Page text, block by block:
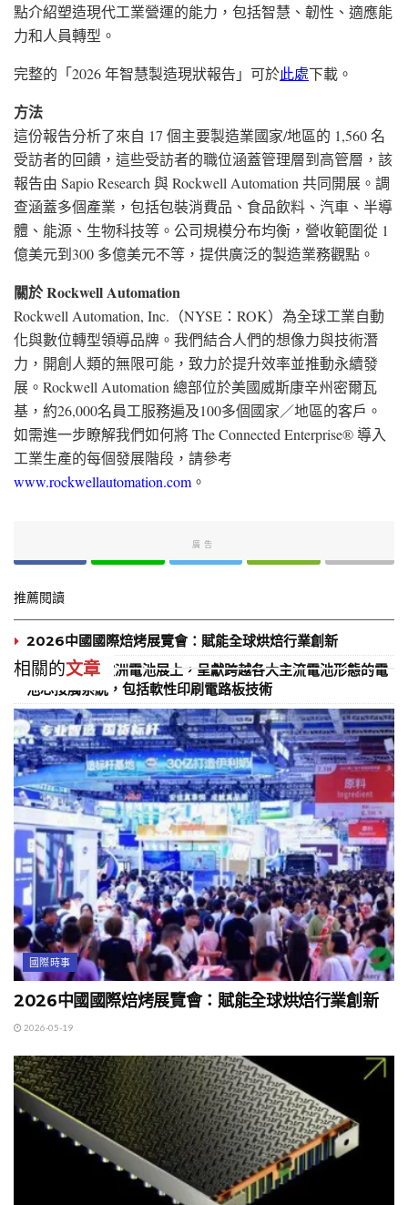
點介紹塑造現代工業營運的能力，包括智慧、韌性、適應能
力和人員轉型。
完整的「2026 年智慧製造現狀報告」可於此處下載。
方法
這份報告分析了來自 17 個主要製造業國家/地區的 1,560 名
受訪者的回饋，這些受訪者的職位涵蓋管理層到高管層，該
報告由 Sapio Research 與 Rockwell Automation 共同開展。調
查涵蓋多個產業，包括包裝消費品、食品飲料、汽車、半導
體、能源、生物科技等。公司規模分布均衡，營收範圍從 1
億美元到300 多億美元不等，提供廣泛的製造業務觀點。
關於Rockwell Automation
Rockwell Automation, Inc.（NYSE：ROK）為全球工業自動
化與數位轉型領導品牌。我們結合人們的想像力與技術潛
力，開創人類的無限可能，致力於提升效率並推動永續發
展。Rockwell Automation 總部位於美國威斯康辛州密爾瓦
基，約26,000名員工服務遍及100多個國家／地區的客戶。
如需進一步瞭解我們如何將 The Connected Enterprise® 導入
工業生產的每個發展階段，請參考
www.rockwellautomation.com 。
廣告
推薦閱讀
2026中國國際焙烤展覽會：賦能全球烘焙行業創新
ENNOVI 在歐洲電池展上，呈獻跨越各大主流電池形態的電
池芯接觸系統，包括軟性印刷電路板技術
康霈 CBL-514 第二項全球樞紐三期試驗 CBL-0302 通過美
國 FDA IND 30天審查期 二項樞紐三期臨床將同步推進
相關的文章
國際時事
2026中國國際焙烤展覽會：賦能全球烘焙行業創新
2026-05-19